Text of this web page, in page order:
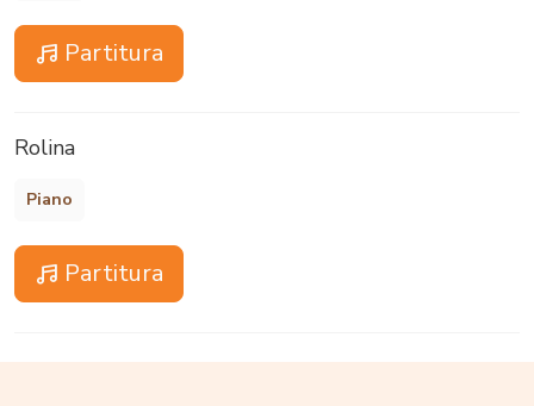
Partitura
Rolina
Piano
Partitura